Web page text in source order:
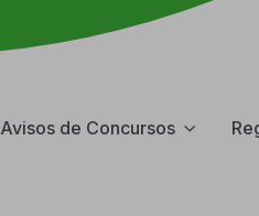
Avisos de Concursos